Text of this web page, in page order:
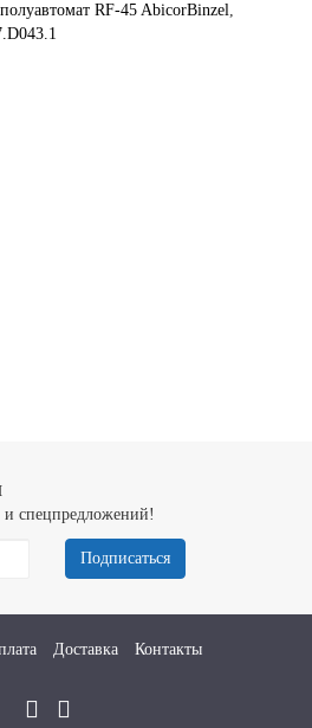
RF-45 AbicorBinzel,
и спецпредложений!
Подписаться
Доставка Контакты